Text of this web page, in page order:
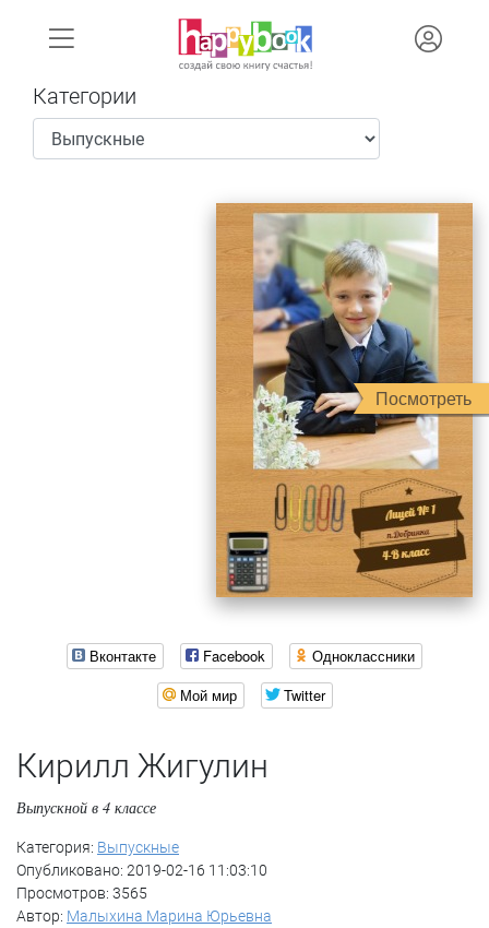
Категории
Посмотреть
Вконтакте Facebook
Одноклассники
Мой мир
Twitter
Кирилл Жигулин
Выпускной в 4 классе
Категория: Выпускные
Опубликовано: 2019-02-16 11:03:10
Просмотров: 3565
Автор: Малыхина Марина Юрьевна